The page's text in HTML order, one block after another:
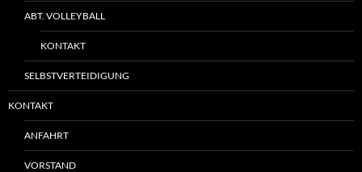
ABT. VOLLEYBALL
KONTAKT
SELBSTVERTEIDIGUNG
KONTAKT
ANFAHRT
VORSTAND